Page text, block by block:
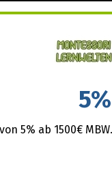
5%
5% ab 1500€